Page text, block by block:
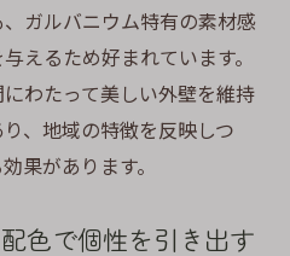
ガルバニウム特有の素材感
えるため好まれています。
わたって美しい外壁を維持
、地域の特徴を反映しつ
果があります。
色で個性を引き出す